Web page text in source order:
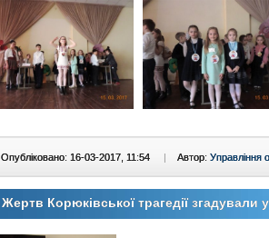
Опубліковано: 16-03-2017, 11:54 | Автор: Управління
Жертв Корюківської трагедії